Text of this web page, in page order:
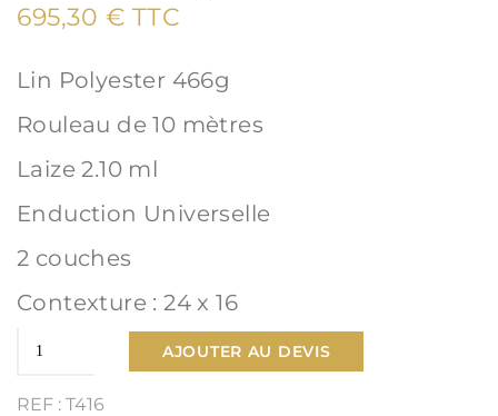
695,30 € TTC
Lin Polyester 466g
Rouleau de 10 mètres
Laize 2.10 ml
Enduction Universelle
2 couches
Contexture : 24 x 16
quantité
de
AJOUTER AU DEVIS
REF : T416